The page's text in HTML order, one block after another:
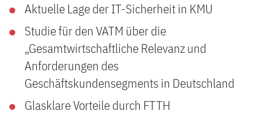
Aktuelle Lage der IT-Sicherheit in KMU
Studie für den VATM über die
„Gesamtwirtschaftliche Relevanz und
Anforderungen des
Geschäftskundensegments in Deutschland
Glasklare Vorteile durch FTTH